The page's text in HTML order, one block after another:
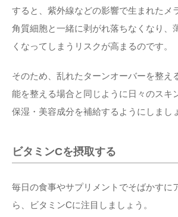
すると、紫外線などの影響で生まれたメ
角質細胞と一緒に剥がれ落ちなくなり、
くなってしまうリスクが高まるのです。
そのため、乱れたターンオーバーを整え
能を整える場合と同じように日々のスキ
保湿・美容成分を補給するようにしまし
ビタミンCを摂取する
毎日の食事やサプリメントでそばかすに
ら、ビタミンCに注目しましょう。